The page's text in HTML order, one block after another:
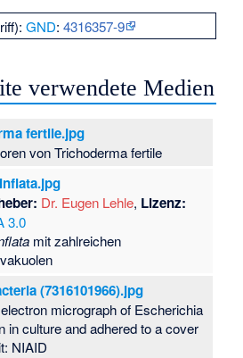
GND:4316357-9
verwendete Medien
fertile.jpg
von Trichoderma fertile
Dr. Eugen Lehle, Lizenz:
3.0
mit zahlreichen
(7316101966).jpg
micrograph of Escherichia
in culture and adhered to a cover
NIAID